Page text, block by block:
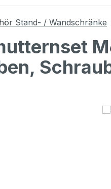
Stand- / Wandschränke